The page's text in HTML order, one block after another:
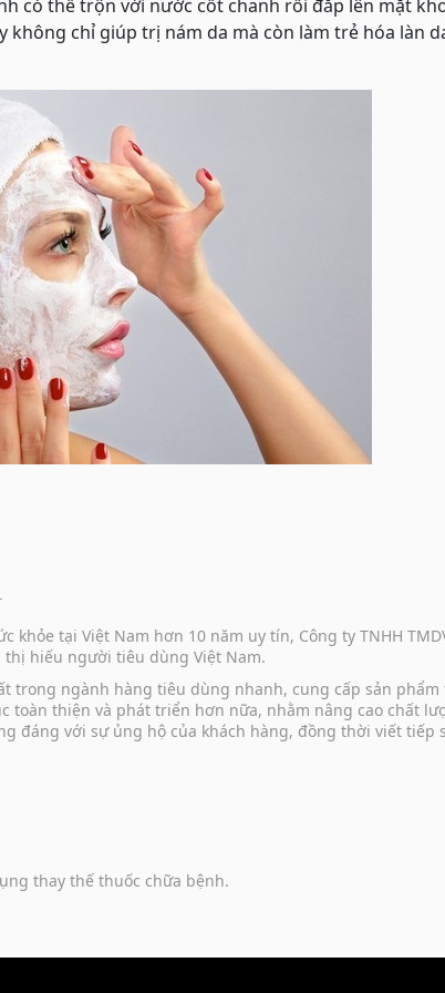
có thể trộn với nước cốt chanh rồi đắp lên mặt
không chỉ giúp trị nám da mà còn làm trẻ hóa làn
tại Việt Nam hơn 10 năm uy tín, Công ty TNHH
hiếu người tiêu dùng Việt Nam.
trong ngành hàng tiêu dùng nhanh, cung cấp sản
toàn thiện và phát triển hơn nữa, nhằm nâng cao chất
đáng với sự ủng hộ của khách hàng, đồng thời viết
thay thế thuốc chữa bệnh.